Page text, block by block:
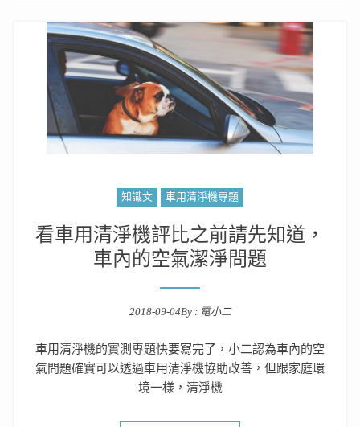
知識文 車用清淨機專題
看車用清淨機評比之前請先知道，
車內的空氣潔淨問題
2018-09-04By : 電小二
車用清淨機的實測專題快要寫完了，小二認為車內的空
氣問題確實可以透過車用清淨機協助改善，但跟家庭環
境一樣，清淨機